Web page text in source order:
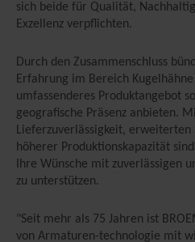
sich beide für Qualität,
Exzellenz verpflichten.
Durch den Zusammenschluss
Erfahrung im Bereich
umfassenderes Produktangebot
geografische Präsenz anbieten.
Lieferzuverlässigkeit, erweiterten
höherer Produktionskapazität
Ihre Wünsche mit zuverlässigen
zu unterstützen.
"Seit mehr als 75 Jahren ist
von Armaturen-technologie mit